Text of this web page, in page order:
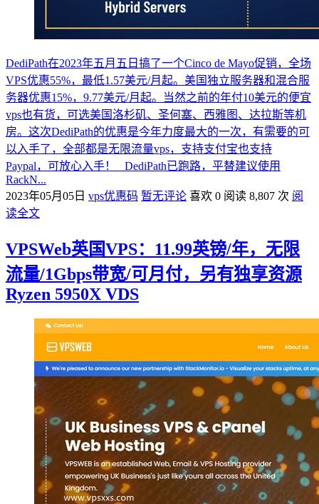
DediPath在2023年五月五日搞了一个Cinco de Mayo促销，全场
VPS优惠55%，最低1.57美元/月起。美国独立服务器和混合服
务器优惠15%，9.77美元/月起。当然之前的年付10美元的便宜
vps也有货，可选美国洛杉矶、圣何塞、西雅图、达拉斯等机
房。这次DediPath的优惠是今年力度最大的一次，有需要的可
以入手了，全部都是无限流量vps，支持支付宝也支持
Paypal，可放心入手！ DediPath已跑路，平替建议使用
RackN...
2023年05月05日 vps优惠码 暂无评论 喜欢 0 阅读 8,807 次 阅
读全文
VPSWeb英国VPS：11.99英镑/年，无限
流量/1Gbps带宽/可月付，另有独享资源
Ryzen 5950X VDS